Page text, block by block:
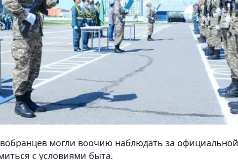
могли воочию наблюдать за официальной
с условиями быта.